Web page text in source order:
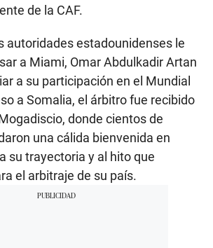
de la CAF.
autoridades estadounidenses le
a Miami, Omar Abdulkadir Artan
a su participación en el Mundial
a Somalia, el árbitro fue recibido
donde cientos de
una cálida bienvenida en
su trayectoria y al hito que
el arbitraje de su país.